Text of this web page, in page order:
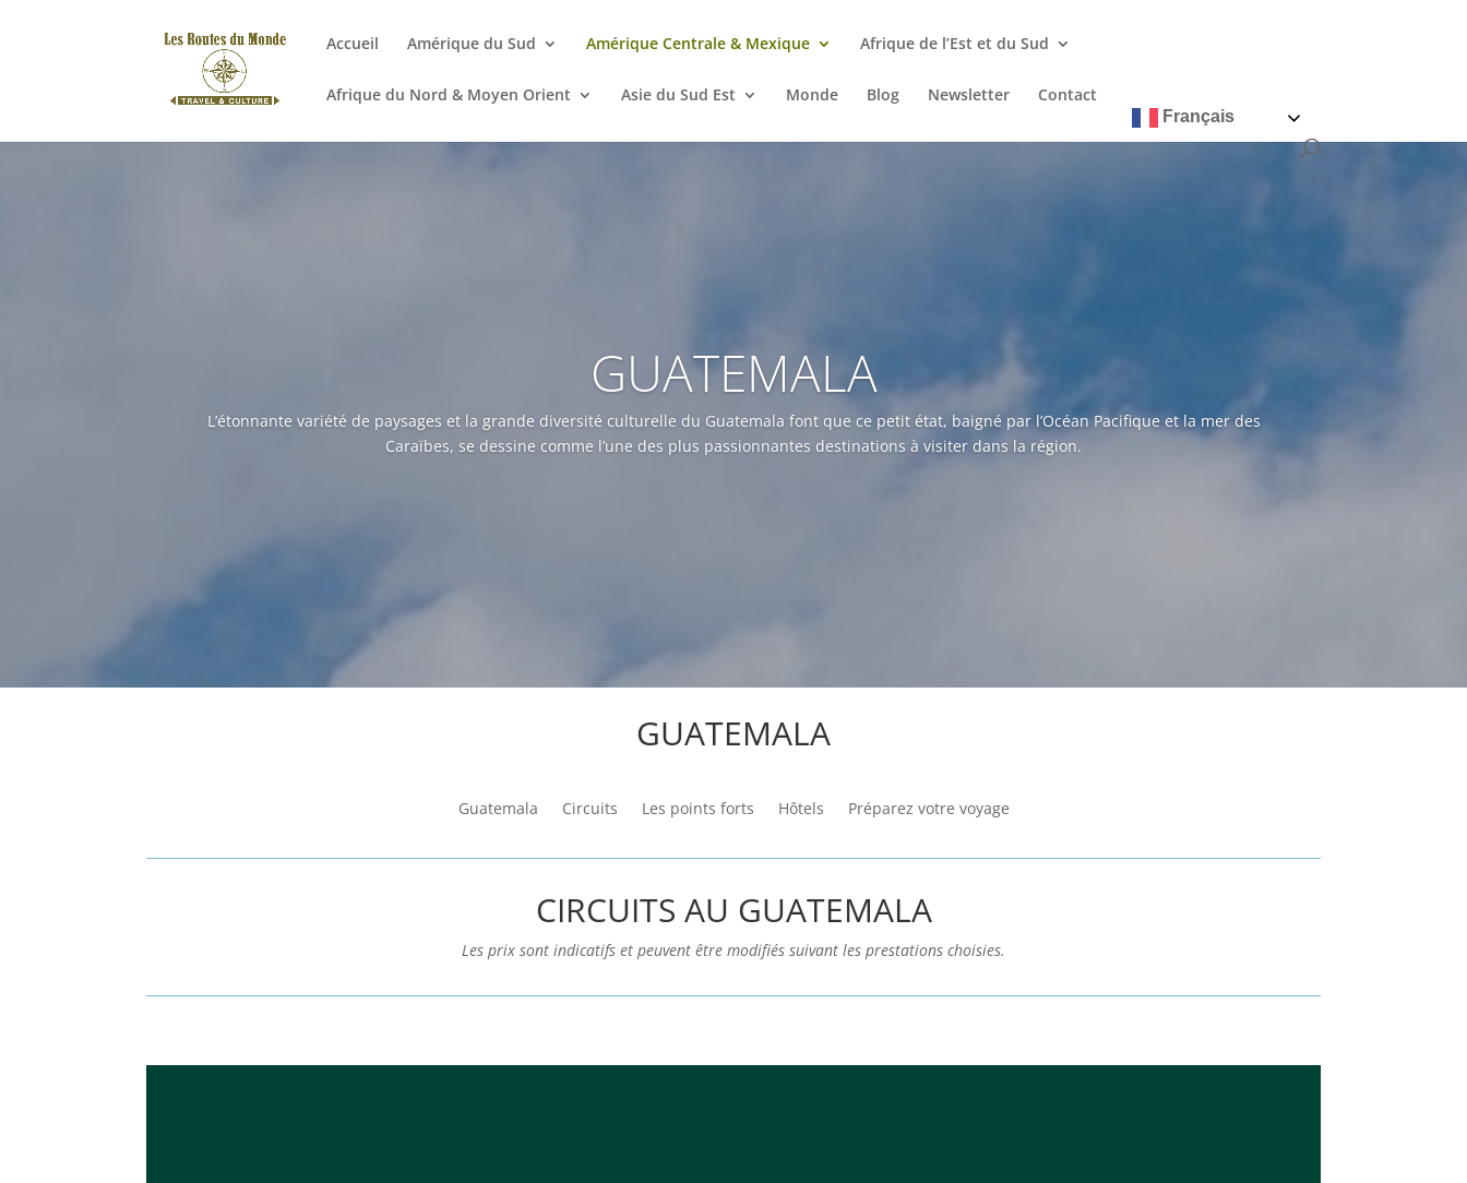
Accueil Amérique du Sud Amérique Centrale & Mexique Afrique de l’Est et du Sud
Afrique du Nord & Moyen Orient Asie du Sud Est Monde Blog Newsletter Contact
Français
GUATEMALA
L’étonnante variété de paysages et la grande diversité culturelle du Guatemala font que ce petit état, baigné par l’Océan Pacifique et la mer des
Caraïbes, se dessine comme l’une des plus passionnantes destinations à visiter dans la région.
GUATEMALA
Guatemala Circuits Les points forts Hôtels Préparez votre voyage
CIRCUITS AU GUATEMALA
Les prix sont indicatifs et peuvent être modifiés suivant les prestations choisies.